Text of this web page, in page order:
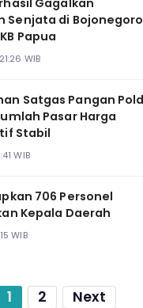
Gagalkan
Senjata di Bojonegoro
Papua
WIB
Satgas Pangan
Pasar Harga
Stabil
WIB
706 Personel
Kepala Daerah
WIB
1 2 Next